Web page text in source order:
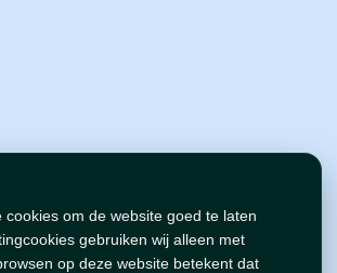
om de website goed te laten
gebruiken wij alleen met
op deze website betekent dat